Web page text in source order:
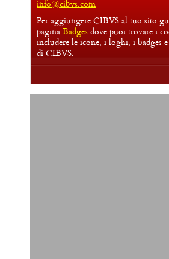
info@cibvs.com
Per aggiungere CIBVS al tuo sito
pagina Badges dove puoi trovare i
includere le icone, i loghi, i badges e
di CIBVS.